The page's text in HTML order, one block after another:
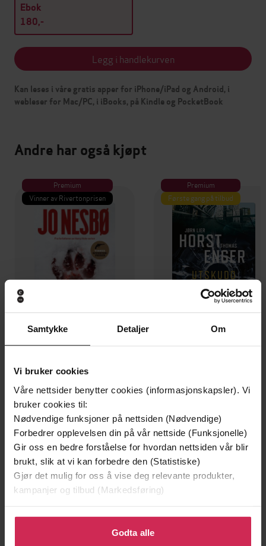
Samtykke Detaljer Om
Vi bruker cookies
Våre nettsider benytter cookies (informasjonskapsler). Vi
bruker cookies til:
Nødvendige funksjoner på nettsiden (Nødvendige)
Forbedrer opplevelsen din på vår nettside (Funksjonelle)
Gir oss en bedre forståelse for hvordan nettsiden vår blir
brukt, slik at vi kan forbedre den (Statistiske)
Gjør det mulig for oss å vise deg relevante produkter,
kampanjer og tilbud (Markedsføring)
Klikk på «Godta alle» for å gi oss ditt samtykke til å
bruke cookies for alle disse formålene. Du kan også
Godta alle
Ebok
180,-
Legg i handlekurven
Kan leses i våre gratis apper for iPhone/iPad og Android, i
webleser for Mac/PC, i iBooks, på Kindle og PocketBook
Andre har også kjøpt
Premium
Vinner av Rivertonprisen
199,-
Jo Nesbø
EBOK
Premium
Første gang på tilbud
Jørn Lier Horst
Forfattere Kjell Einar Thorkildsen(forfatter)
Forlag Kapabel